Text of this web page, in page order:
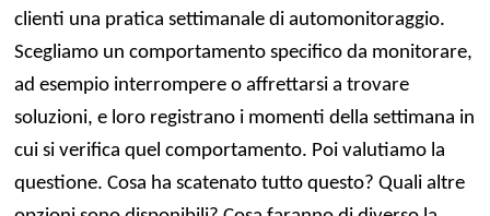
clienti una pratica settimanale di automonitoraggio.
Scegliamo un comportamento specifico da monitorare,
ad esempio interrompere o affrettarsi a trovare
soluzioni, e loro registrano i momenti della settimana in
cui si verifica quel comportamento. Poi valutiamo la
questione. Cosa ha scatenato tutto questo? Quali altre